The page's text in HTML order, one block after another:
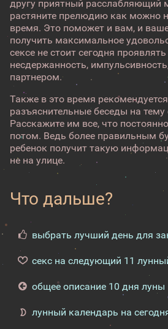
другу приятный расслабляющий
растяните прелюдию как можно
время. Это поможет и вам, и
получить максимальное
сексе не стоит сегодня
несдержанность,
партнером.
Также в это время
разъяснительные беседы на тему
Расскажите им все, что
потом. Ведь более правильным
ребенок получит такую
не на улице.
Что дальше?
выбрать лучший день для
секс на следующий 11
общее описание 10 дня луны
лунный календарь на